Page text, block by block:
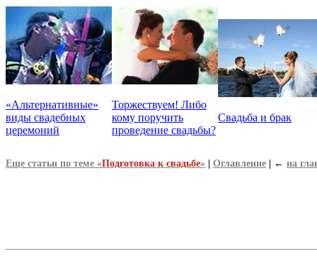
«Альтернативные»
виды свадебных
церемоний
Торжествуем! Либо
кому поручить
проведение свадьбы?
Свадьба и брак
Еще статьи по теме «Подготовка к свадьбе» Оглавление ← на